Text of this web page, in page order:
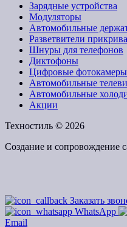
Зарядные устройства
Модуляторы
Автомобильные
Разветвители
Шнуры для телефонов
Диктофоны
Цифровые фотокамеры
Автомобильные
Автомобильные
Акции
Техностиль © 2026
Создание и сопровождение
Заказать
WhatsApp
Email